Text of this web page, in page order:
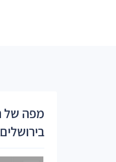
בירושלים